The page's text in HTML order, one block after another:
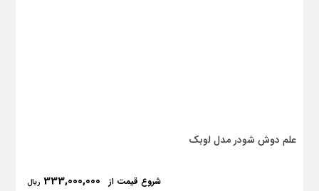
علم دوش شودر مدل لوبک
شروع قیمت از 333,000,000 ریال